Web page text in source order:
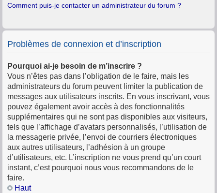
Comment puis-je contacter un administrateur du forum ?
Problèmes de connexion et d’inscription
Pourquoi ai-je besoin de m’inscrire ?
Vous n’êtes pas dans l’obligation de le faire, mais les
administrateurs du forum peuvent limiter la publication de
messages aux utilisateurs inscrits. En vous inscrivant, vous
pouvez également avoir accès à des fonctionnalités
supplémentaires qui ne sont pas disponibles aux visiteurs,
tels que l’affichage d’avatars personnalisés, l’utilisation de
la messagerie privée, l’envoi de courriers électroniques
aux autres utilisateurs, l’adhésion à un groupe
d’utilisateurs, etc. L’inscription ne vous prend qu’un court
instant, c’est pourquoi nous vous recommandons de le
faire.
Haut